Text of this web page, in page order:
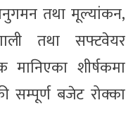
तथा मूल्यांकन,
तथा सफ्टवेयर
मानिएका शीर्षकमा
सम्पूर्ण बजेट रोक्का